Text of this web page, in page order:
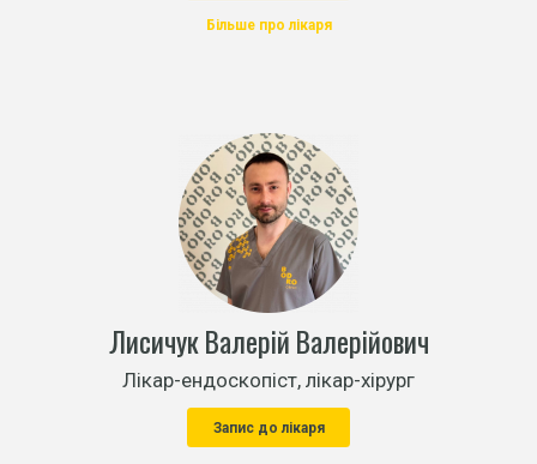
Більше про лікаря
Лисичук Валерій Валерійович
Лікар-ендоскопіст, лікар-хірург
Запис до лікаря